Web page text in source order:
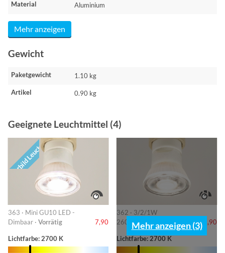
Material Aluminium
Mehr anzeigen
Gewicht
Paketgewicht 1.10 kg
Artikel 0.90 kg
Geeignete Leuchtmittel (4)
Vorbild Leuchte
363 · Mini GU10 LED -
Dimbaar · Vorrätig 7,90
Lichtfarbe: 2700 K
362 · 3/2/1W
260/140/40lm ·
Vorrätig 7,90
Lichtfarbe: 2700 K
Mehr anzeigen (3)